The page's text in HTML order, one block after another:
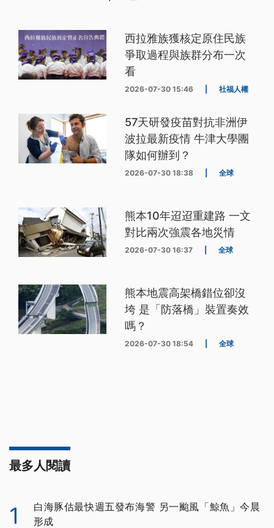
西拉雅族獲核定原住民族
爭取過程與族群分布一次
看
2026-07-30 15:46 社福人權
57天研發疫苗對抗非洲伊
波拉最新疫情 牛津大學團
隊如何辦到？
2026-07-30 18:38 全球
熊本10年迢迢重建路 一文
對比兩次強震各地災情
2026-07-30 16:37 全球
熊本地震高架橋錯位卻沒
垮 是「防落橋」裝置奏效
嗎？
2026-07-30 18:54 全球
最多人閱讀
1
白海豚估最快週五發布海警 另一颱風「鯨魚」今晨
形成